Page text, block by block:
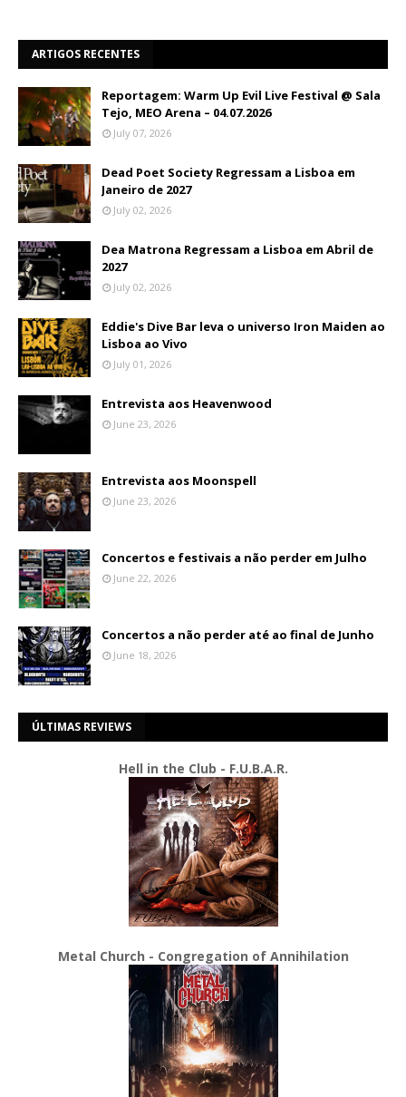
ARTIGOS RECENTES
Reportagem: Warm Up Evil Live Festival @ Sala
Tejo, MEO Arena – 04.07.2026
July 07, 2026
Dead Poet Society Regressam a Lisboa em
Janeiro de 2027
July 02, 2026
Dea Matrona Regressam a Lisboa em Abril de
2027
July 02, 2026
Eddie's Dive Bar leva o universo Iron Maiden ao
Lisboa ao Vivo
July 01, 2026
Entrevista aos Heavenwood
June 23, 2026
Entrevista aos Moonspell
June 23, 2026
Concertos e festivais a não perder em Julho
June 22, 2026
Concertos a não perder até ao final de Junho
June 18, 2026
ÚLTIMAS REVIEWS
Hell in the Club - F.U.B.A.R.
Metal Church - Congregation of Annihilation